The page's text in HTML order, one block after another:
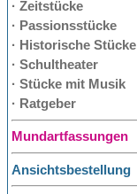
· Zeitstücke
· Passionsstücke
· Historische Stücke
· Schultheater
· Stücke mit Musik
· Ratgeber
Mundartfassungen
Ansichtsbestellung